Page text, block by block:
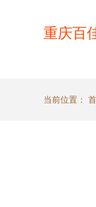
重庆百
当前位置：